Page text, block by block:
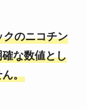
クのニコチン
な数値とし
ん。